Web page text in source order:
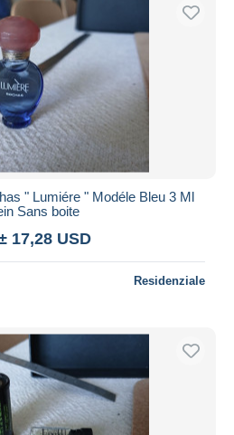
" Lumiére " Modéle Bleu 3 Ml
Sans boite
17,28 USD
Residenziale